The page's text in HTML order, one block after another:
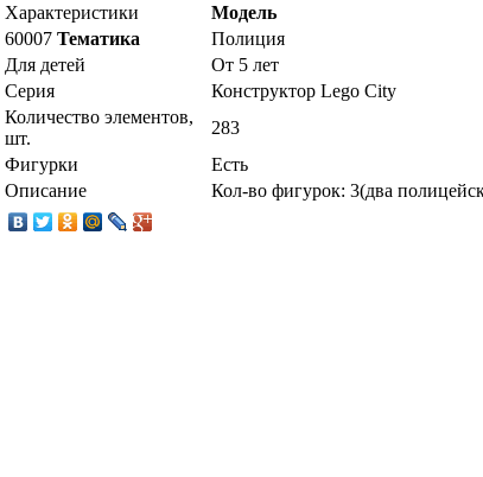
Характеристики
Модель
60007 Тематика
Полиция
Для детей
От 5 лет
Серия
Конструктор Lego City
Количество элементов,
шт.
283
Фигурки
Есть
Описание
Кол-во фигурок: 3(два